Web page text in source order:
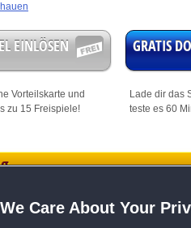
EINLÖSEN
Vorteilskarte und
zu 15 Freispiele!
GRATIS
Lade dir das
teste es 60
erwartet dich!
We Care About Your